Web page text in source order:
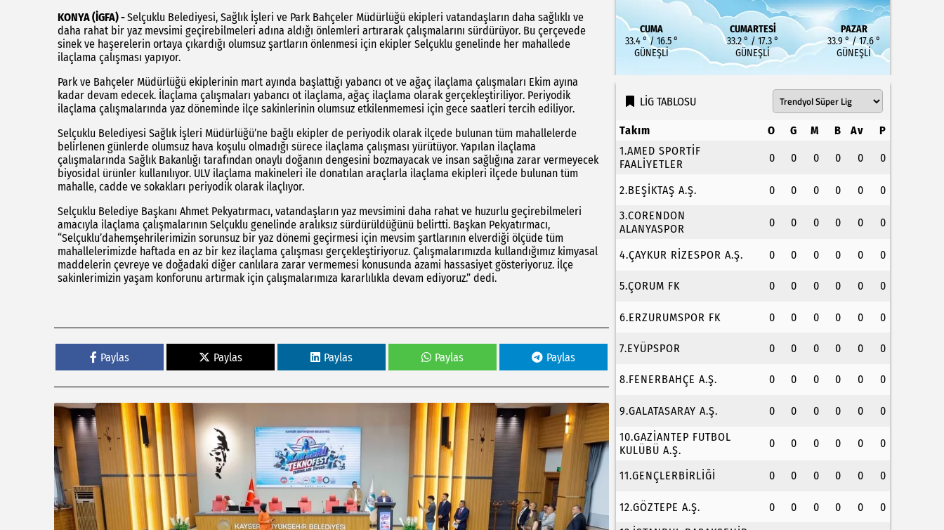
KONYA (İGFA) -Selçuklu Belediyesi, Sağlık İşleri ve Park Bahçeler Müdürlüğü ekipleri vatandaşların daha sağlıklı ve
daha rahat bir yaz mevsimi geçirebilmeleri adına aldığı önlemleri artırarak çalışmalarını sürdürüyor. Bu çerçevede
sinek ve haşerelerin ortaya çıkardığı olumsuz şartların önlenmesi için ekipler Selçuklu genelinde her mahallede
ilaçlama çalışması yapıyor.
Park ve Bahçeler Müdürlüğü ekiplerinin mart ayında başlattığı yabancı ot ve ağaç ilaçlama çalışmaları Ekim ayına
kadar devam edecek. İlaçlama çalışmaları yabancı ot ilaçlama, ağaç ilaçlama olarak gerçekleştiriliyor. Periyodik
ilaçlama çalışmalarında yaz döneminde ilçe sakinlerinin olumsuz etkilenmemesi için gece saatleri tercih ediliyor.
Selçuklu Belediyesi Sağlık İşleri Müdürlüğü’ne bağlı ekipler de periyodik olarak ilçede bulunan tüm mahallelerde
belirlenen günlerde olumsuz hava koşulu olmadığı sürece ilaçlama çalışması yürütüyor. Yapılan ilaçlama
çalışmalarında Sağlık Bakanlığı tarafından onaylı doğanın dengesini bozmayacak ve insan sağlığına zarar vermeyecek
biyosidal ürünler kullanılıyor. ULV ilaçlama makineleri ile donatılan araçlarla ilaçlama ekipleri ilçede bulunan tüm
mahalle, cadde ve sokakları periyodik olarak ilaçlıyor.
Selçuklu Belediye Başkanı Ahmet Pekyatırmacı, vatandaşların yaz mevsimini daha rahat ve huzurlu geçirebilmeleri
amacıyla ilaçlama çalışmalarının Selçuklu genelinde aralıksız sürdürüldüğünü belirtti. Başkan Pekyatırmacı,
“Selçuklu’dahemşehrilerimizin sorunsuz bir yaz dönemi geçirmesi için mevsim şartlarının elverdiği ölçüde tüm
mahallelerimizde haftada en az bir kez ilaçlama çalışması gerçekleştiriyoruz. Çalışmalarımızda kullandığımız kimyasal
maddelerin çevreye ve doğadaki diğer canlılara zarar vermemesi konusunda azami hassasiyet gösteriyoruz. İlçe
sakinlerimizin yaşam konforunu artırmak için çalışmalarımıza kararlılıkla devam ediyoruz.” dedi.
Paylas Paylas Paylas Paylas Paylas
CUMA
33.4 ° / 16.5 °
GÜNEŞLI
CUMARTESI
33.2 ° / 17.3 °
GÜNEŞLI
PAZAR
33.9 ° / 17.6 °
GÜNEŞLI
LİG TABLOSU
Takım O G M B Av
P
1.AMED SPORTİF
FAALİYETLER
0 0 0 0 0 0
2.BEŞİKTAŞ A.Ş. 0 0 0 0 0
0
3.CORENDON
ALANYASPOR
0 0 0 0 0 0
4.ÇAYKUR RİZESPOR A.Ş. 0 0 0 0 0 0
5.ÇORUM FK 0 0 0 0 0 0
6.ERZURUMSPOR FK 0 0 0 0 0 0
7.EYÜPSPOR 0 0 0 0 0 0
8.FENERBAHÇE A.Ş. 0 0 0 0 0 0
9.GALATASARAY A.Ş. 0 0 0 0 0
0
10.GAZİANTEP FUTBOL
KULÜBÜ A.Ş.
0 0 0 0 0 0
11.GENÇLERBİRLİĞİ 0 0 0 0 0 0
12.GÖZTEPE A.Ş. 0 0 0 0 0
0